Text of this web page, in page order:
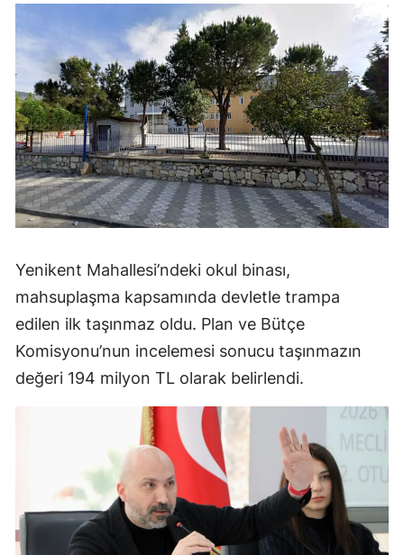
Yenikent Mahallesi’ndeki okul binası,
mahsuplaşma kapsamında devletle trampa
edilen ilk taşınmaz oldu. Plan ve Bütçe
Komisyonu’nun incelemesi sonucu taşınmazın
değeri 194 milyon TL olarak belirlendi.